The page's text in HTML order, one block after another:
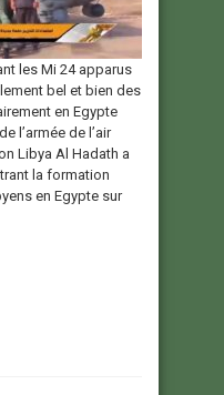
les Mi 24 apparus
bel et bien des
en Egypte
l’armée de l’air
Libya Al Hadath a
la formation
en Egypte sur